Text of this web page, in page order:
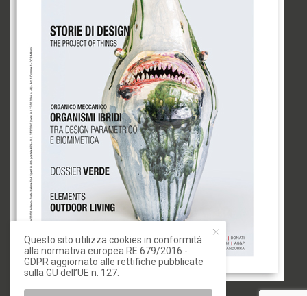
Questo sito utilizza cookies in conformità
alla normativa europea RE 679/2016 -
GDPR aggiornato alle rettifiche pubblicate
sulla GU dell’UE n. 127.